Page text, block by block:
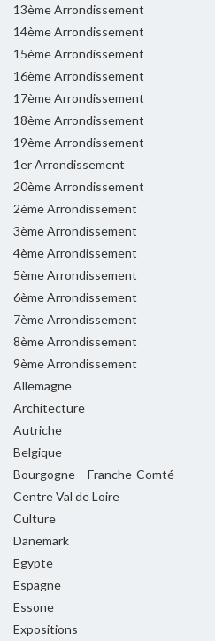
13ème Arrondissement
14ème Arrondissement
15ème Arrondissement
16ème Arrondissement
17ème Arrondissement
18ème Arrondissement
19ème Arrondissement
1er Arrondissement
20ème Arrondissement
2ème Arrondissement
3ème Arrondissement
4ème Arrondissement
5ème Arrondissement
6ème Arrondissement
7ème Arrondissement
8ème Arrondissement
9ème Arrondissement
Allemagne
Architecture
Autriche
Belgique
Bourgogne – Franche-Comté
Centre Val de Loire
Culture
Danemark
Egypte
Espagne
Essone
Expositions